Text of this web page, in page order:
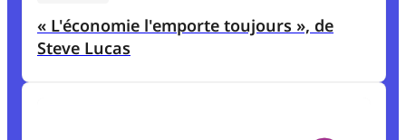
« L'économie l'emporte toujours », de
Steve Lucas